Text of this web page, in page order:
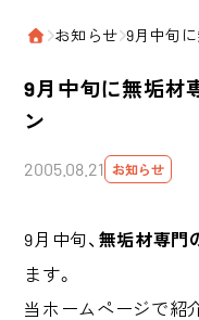
ホーム
›お知らせ›9月中旬
9月中旬に無垢材
ン
2005.08.21 お知らせ
9月中旬、 無垢材専門
ます。
当ホームページで紹